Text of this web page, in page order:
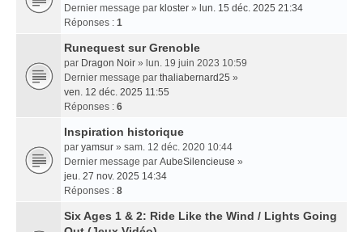
Dernier message par kloster » lun. 15 déc. 2025 21:34
Réponses : 1
Runequest sur Grenoble
par Dragon Noir » lun. 19 juin 2023 10:59
Dernier message par thaliabernard25 »
ven. 12 déc. 2025 11:55
Réponses : 6
Inspiration historique
par yamsur » sam. 12 déc. 2020 10:44
Dernier message par AubeSilencieuse »
jeu. 27 nov. 2025 14:34
Réponses : 8
Six Ages 1 & 2: Ride Like the Wind / Lights Going